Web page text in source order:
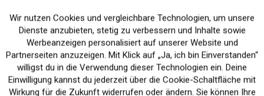
Erfahren Sie hier: Funktionen der Epson Drucker App iPrint ✅
Funktionale Aktiv
Marketing Inaktiv
Tracking Inaktiv
Wir nutzen Cookies und vergleichbare Technologien, um unsere
Dienste anzubieten, stetig zu verbessern und Inhalte sowie
Werbeanzeigen personalisiert auf unserer Website und
Partnerseiten anzuzeigen. Mit Klick auf „Ja, ich bin Einverstanden“
willigst du in die Verwendung dieser Technologien ein. Deine
Einwilligung kannst du jederzeit über die Cookie-Schaltfläche mit
Wirkung für die Zukunft widerrufen oder ändern. Sie können Ihre